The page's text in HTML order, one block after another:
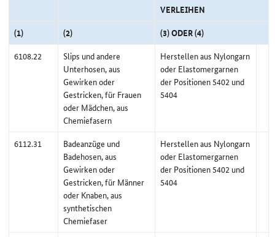
VERLEIHEN
(1)
(2)
(3) ODER (4)
6108.22
Slips und andere
Unterhosen, aus
Gewirken oder
Gestricken, für Frauen
oder Mädchen, aus
Chemiefasern
Herstellen aus Nylongarn
oder Elastomergarnen
der Positionen 5402 und
5404
6112.31
Badeanzüge und
Badehosen, aus
Gewirken oder
Gestricken, für Männer
oder Knaben, aus
synthetischen
Chemiefaser
Herstellen aus Nylongarn
oder Elastomergarnen
der Positionen 5402 und
5404